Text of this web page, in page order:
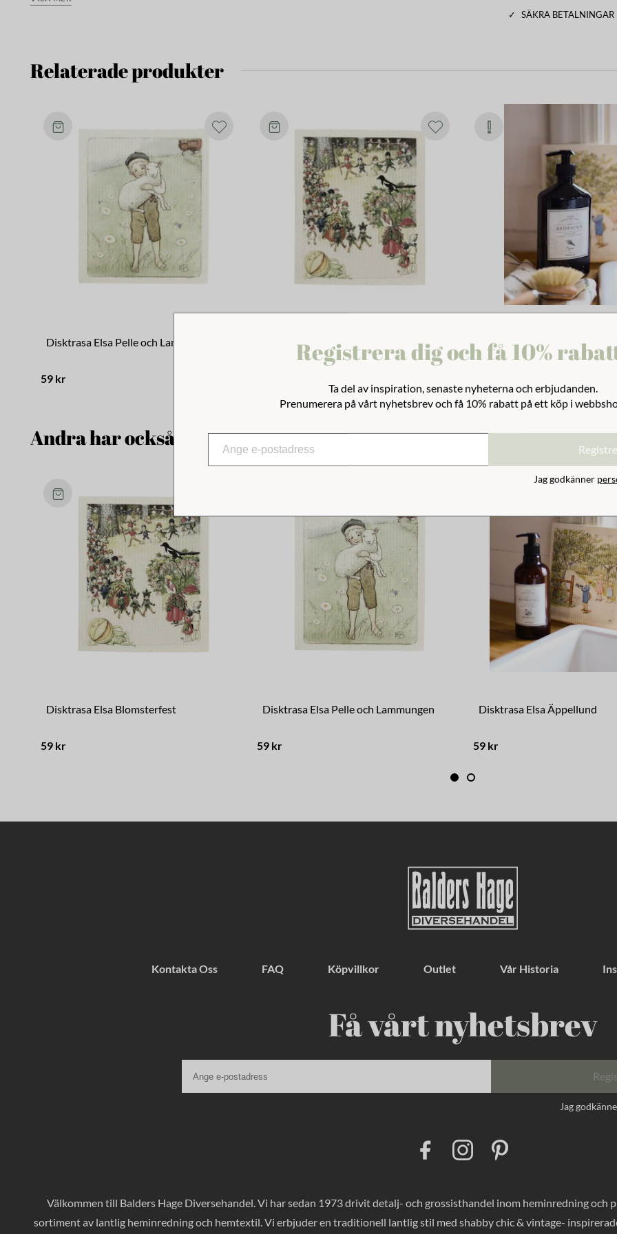
✓
SÄKRA
Relaterade produkter
Disktrasa Elsa Pelle och Lammungen
59 kr
Disktrasa Elsa Blomsterfest Diskmedel Brobacka Timjan
Andra har också tittat på
Disktrasa Elsa Blomsterfest
59 kr
Disktrasa Elsa Pelle och Lammungen
59 kr
Disktrasa Elsa Äppellund
59 kr
Kontakta Oss FAQ Köpvillkor Outlet Vår Historia
Få vårt nyhetsbrev
Jag
o
o
k
I
n
g
r
a
r
e
s
Välkommen till Balders Hage Diversehandel. Vi har sedan 1973 drivit detalj- och grossisthandel inom heminredning
sortiment av lantlig heminredning och hemtextil. Vi erbjuder en traditionell lantlig stil med shabby chic & vintage-
Registrera dig och få 10%
Ta del av inspiration, senaste nyheterna och erbjudanden.
Prenumerera på vårt nyhetsbrev och få 10% rabatt på ett köp i
Jag godkänner